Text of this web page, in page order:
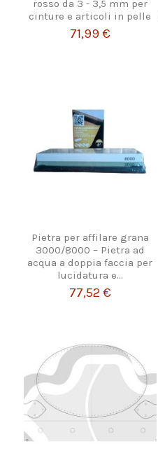
rosso da 3 - 3,5 mm per
cinture e articoli in pelle
71,99 €
Pietra per affilare grana
3000/8000 – Pietra ad
acqua a doppia faccia per
lucidatura e...
77,52 €